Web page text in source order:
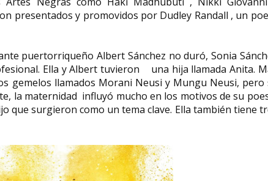
presentados y promovidos por Dudley Randall , un
puertorriqueño Albert Sánchez no duró, Sonia
Ella y Albert tuvieron una hija llamada Anita.
gemelos llamados Morani Neusi y Mungu Neusi, pero
la maternidad influyó mucho en los motivos de su
que surgieron como un tema clave. Ella también tiene